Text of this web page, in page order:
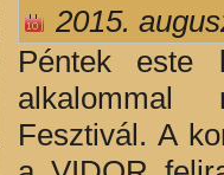
2015.
Péntek este
alkalommal
Fesztivál. A